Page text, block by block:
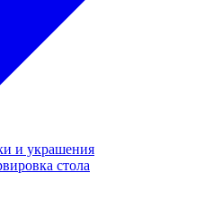
и украшения
стола